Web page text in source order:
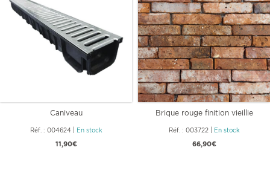
Caniveau
Réf. : 004624| En stock
11,90€
Brique rouge finition vieillie
Réf. : 003722| En stock
66,90€